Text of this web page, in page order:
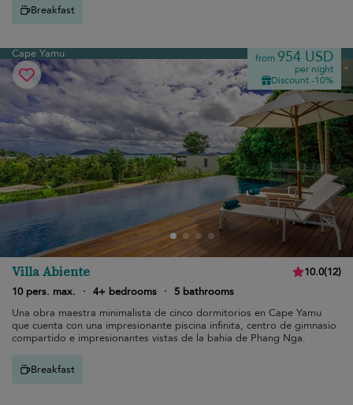
Breakfast
Cape Yamu from 954 USD
per night
Discount -10%
Villa Abiente 10.0(12)
10 pers. max.
· 4+ bedrooms ·
5 bathrooms
Una obra maestra minimalista de cinco dormitorios en Cape Yamu
que cuenta con una impresionante piscina infinita, centro de gimnasio
compartido e impresionantes vistas de la bahía de Phang Nga.
Breakfast